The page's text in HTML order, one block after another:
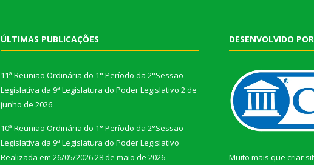
ÚLTIMAS PUBLICAÇÕES
11ª Reunião Ordinária do 1° Período da 2°Sessão
Legislativa da 9ª Legislatura do Poder Legislativo 2 de
junho de 2026
10ª Reunião Ordinária do 1° Período da 2°Sessão
Legislativa da 9ª Legislatura do Poder Legislativo
Realizada em 26/05/202628 de maio de 2026
DESENVOLVIDO
Muito mais que criar